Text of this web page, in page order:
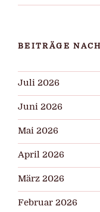
BEITRÄGE
Juli 2026
Juni 2026
Mai 2026
April 2026
März 2026
Februar 2026